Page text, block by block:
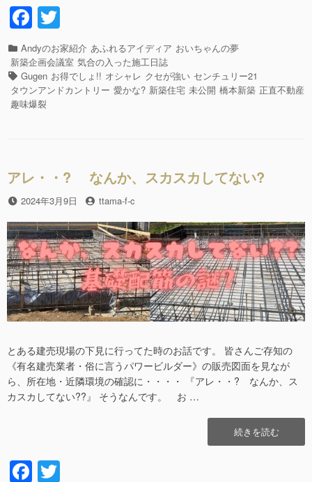
い
訳
で
ん
が・・
Ⅰ”の
F
a
c
e
b
k
wi
tt
er
カ
テ
ゴ
リ
ー
Andyのお家紹介 あふれるアイディア おいちゃんの夢
新築企画会議室 気合の入った施工日誌
タ
グ
Gugen お得でしょ!! オシャレ クセが強い センチュリー21
タウンアンドカントリー 愛かな? 新築住宅 未公開 橋本新築 正直不動産
趣味爆裂
アレ・・? なんか、スカスカしてない?
投
日
2024年3月9日
投
者
ttama-f-c
とある建売現場の下見に行ってた時のお話です。 皆さんご存知の
《有名建売業者・俗に言うパワービルダー》の販売図面を見なが
ら、所在地・近隣環境の確認に・・・・ 『アレ・・? なんか、ス
カスカしてない??』 そうなんです。 お …
“ア
レ・・?
続きを読む
F